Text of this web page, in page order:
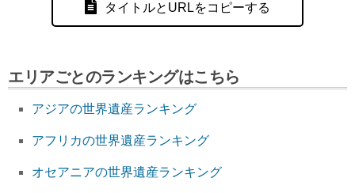
タイトルとURLをコピーする
エリアごとのランキングはこちら
アジアの世界遺産ランキング
アフリカの世界遺産ランキング
オセアニアの世界遺産ランキング